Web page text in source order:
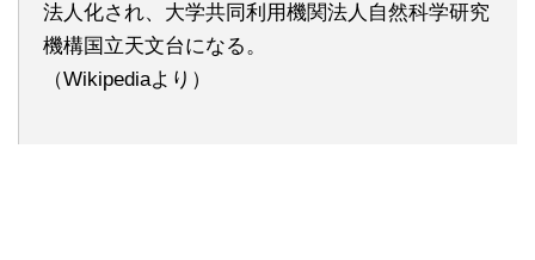
法人化され、大学共同利用機関法人自然科学研究
機構国立天文台になる。
（Wikipediaより）